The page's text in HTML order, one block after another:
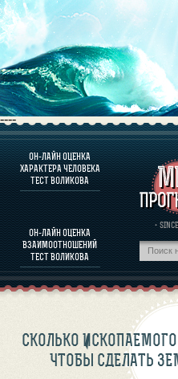
----
ОН-ЛАЙН ОЦЕНКА
ХАРАКТЕРА ЧЕЛОВЕКА
ТЕСТ ВОЛИКОВА
ОН-ЛАЙН ОЦЕНКА
ВЗАИМООТНОШЕНИЙ
ТЕСТ ВОЛИКОВА
·
О
ОЦЕНКА
ОЦЕНКА ХАРАКТЕРА
О
ПРОГНОЗЫ
СКОЛЬКО
ЧТОБЫ СДЕЛАТЬ